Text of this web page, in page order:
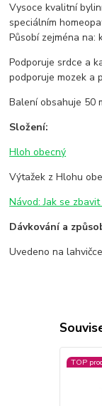
Vysoce kvalitní
speciálním
Působí zejména na:
Podporuje srdce a
podporuje mozek a
Balení obsahuje 50
Složení:
Hloh obecný
Výtažek z Hlohu
Návod: Jak se
Dávkování a
Uvedeno na
TOP